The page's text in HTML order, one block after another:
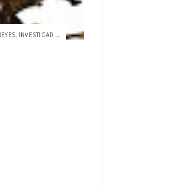
INVESTIGAD...